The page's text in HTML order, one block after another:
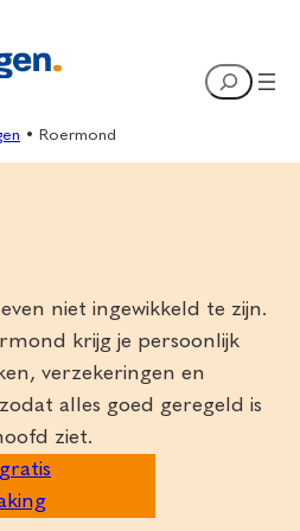
Search
• Roermond
niet ingewikkeld te zijn.
krijg je persoonlijk
verzekeringen en
alles goed geregeld is
ziet.